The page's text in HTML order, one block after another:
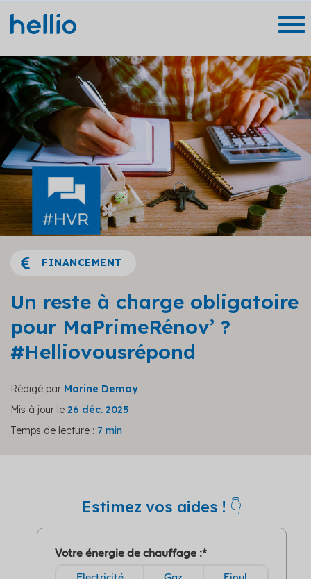
FINANCEMENT
Un reste à charge obligatoire
pour MaPrimeRénov’ ?
#Helliovousrépond
Rédigé par Marine Demay
Mis à jour le 26 déc. 2025
Temps de lecture : 7 min
Estimez vos aides ! 👇